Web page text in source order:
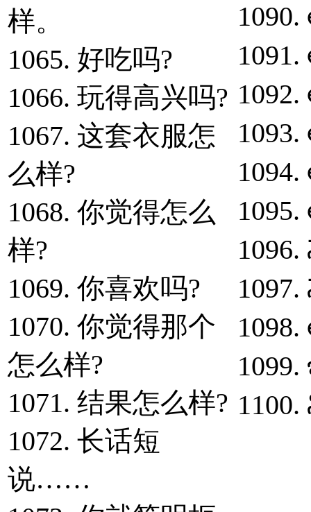
样。
1065. 好吃吗?
1066. 玩得高兴吗?
1067. 这套衣服怎
么样?
1068. 你觉得怎么
样?
1069. 你喜欢吗?
1070. 你觉得那个
怎么样?
1071. 结果怎么样?
1072. 长话短
说……